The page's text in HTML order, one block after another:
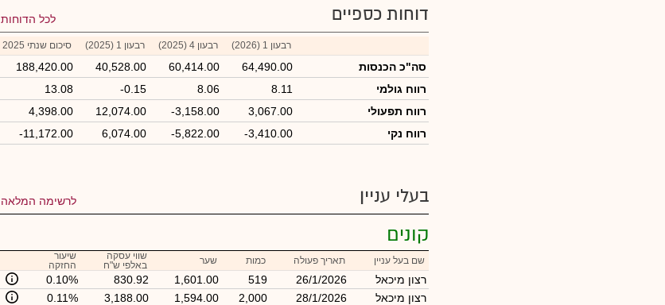
דוחות כספיים לכל הדוחות
רבעון 1 (2026) רבעון 4 (2025) רבעון 1 (2025) סיכום שנתי 2025
סה"כ הכנסות 64,490.00
60,414.00
40,528.00
188,420.00
רווח גולמי
8.11
8.06
-0.15
13.08
רווח תפעולי
3,067.00
-3,158.00
12,074.00
4,398.00
רווח נקי
-3,410.00
-5,822.00
6,074.00
-11,172.00
בעלי עניין לרשימה המלאה
קונים
שם בעל עניין תאריך פעולה כמות שער
שווי עסקה
באלפי ש"ח
שיעור
החזקה
רצון מיכאל 26/1/2026
519
1,601.00
830.92
0.10%
רצון מיכאל
28/1/2026
2,000
1,594.00
3,188.00
0.11%